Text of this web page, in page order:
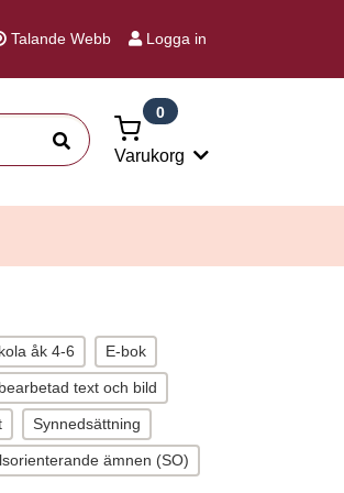
Talande Webb Logga in
Sök
Varukorg
0
åk 4-6 E-bok
text och bild
Synnedsättning
ämnen (SO)